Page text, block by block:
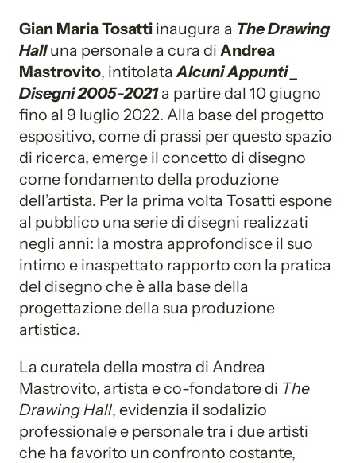
Gian Maria Tosatti inaugura a The Drawing
Halluna personale a cura di Andrea
Mastrovito, intitolataAlcuni Appunti _
Disegni 2005-2021a partire dal 10 giugno
fino al 9 luglio 2022. Alla base del progetto
espositivo, come di prassi per questo spazio
di ricerca, emerge il concetto di disegno
come fondamento della produzione
dell’artista. Per la prima volta Tosatti espone
al pubblico una serie di disegni realizzati
negli anni: la mostra approfondisce il suo
intimo e inaspettato rapporto con la pratica
del disegno che è alla base della
progettazione della sua produzione
artistica.
La curatela della mostra di Andrea
Mastrovito, artista e co-fondatore di The
Drawing Hall, evidenzia il sodalizio
professionale e personale tra i due artisti
che ha favorito un confronto costante,